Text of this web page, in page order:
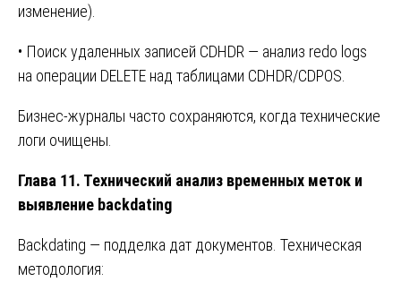
изменение).
• Поиск удаленных записей CDHDR — анализ redo logs
на операции DELETE над таблицами CDHDR/CDPOS.
Бизнес-журналы часто сохраняются, когда технические
логи очищены.
Глава 11. Технический анализ временных меток и
выявление backdating
Backdating — подделка дат документов. Техническая
методология: